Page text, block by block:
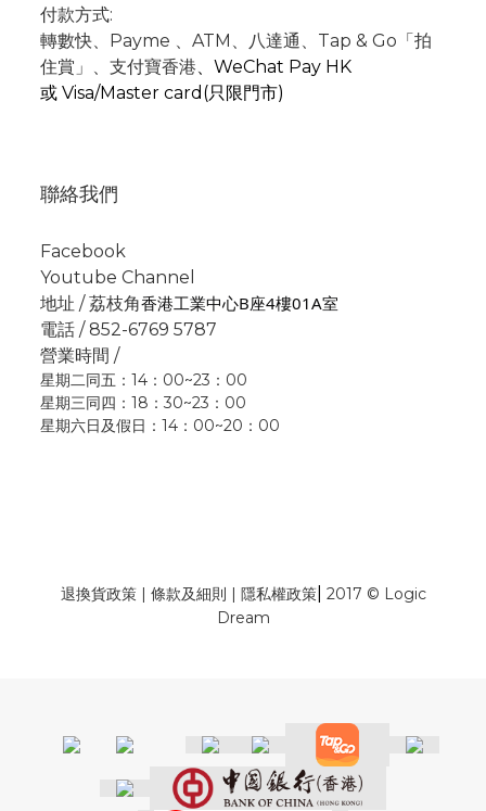
付款方式:
轉數快、Payme 、 ATM 、
八達通、Tap & Go「拍
住賞」 、支付寶香港、 WeChat Pay HK
或 Visa/Master card(只限門市)
聯絡我們
Facebook
Youtube Channel
地址 / 荔枝角香港工業中心B座4樓01A室
電話 / 852-6769 5787
營業時間 /
星期二同五：14：00~23：00
星期三同四：18：30~23：00
星期六日及假日：14：00~20：00
退換貨政策| 條款及細則 | 隱私權政策| 2017 © Logic
Dream